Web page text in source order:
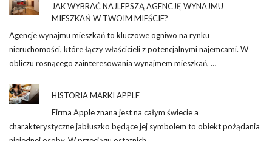
JAK WYBRAĆ NAJLEPSZĄ AGENCJĘ WYNAJMU
MIESZKAŃ W TWOIM MIEŚCIE?
Agencje wynajmu mieszkań to kluczowe ogniwo na rynku
nieruchomości, które łączy właścicieli z potencjalnymi najemcami. W
obliczu rosnącego zainteresowania wynajmem mieszkań, …
HISTORIA MARKI APPLE
Firma Apple znana jest na całym świecie a
charakterystyczne jabłuszko będące jej symbolem to obiekt pożądania